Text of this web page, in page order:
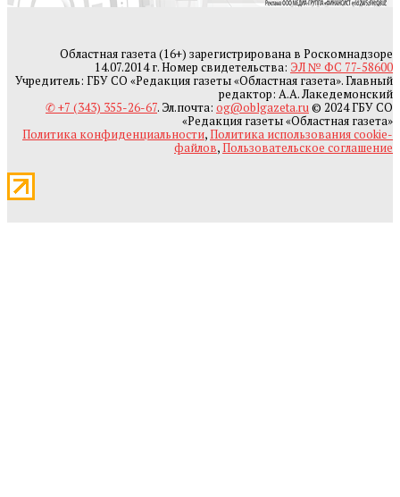
Областная газета (16+) зарегистрирована в Роскомнадзоре
14.07.2014 г. Номер свидетельства: ЭЛ № ФС 77-58600
Учредитель: ГБУ СО «Редакция газеты «Областная газета». Главный
редактор: А.А. Лакедемонский
✆ +7 (343) 355-26-67. Эл.почта: og@oblgazeta.ru© 2024 ГБУ СО
«Редакция газеты «Областная газета»
Политика конфиденциальности,Политика использования cookie-
файлов,Пользовательское соглашение